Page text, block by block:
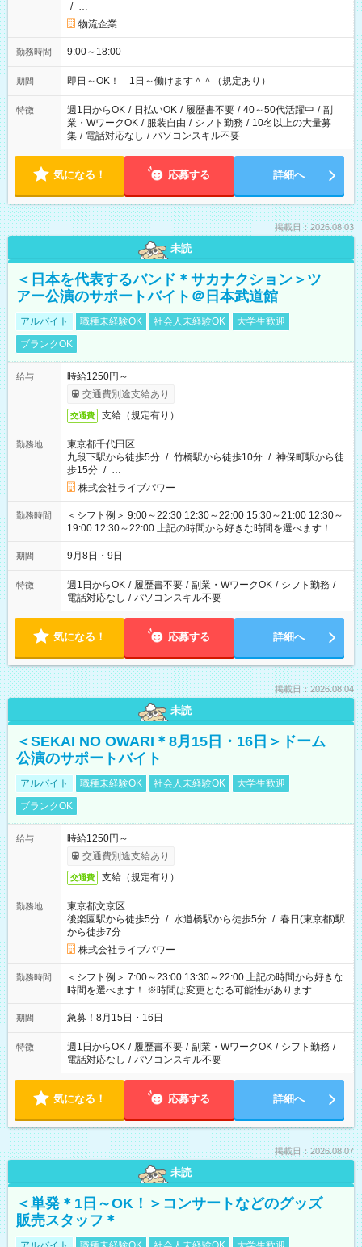
/ …
物流企業
勤務時間 9:00～18:00
期間 即日～OK！ 1日～働けます＾＾（規定あり）
特徴 週1日からOK / 日払いOK / 履歴書不要 / 40～50代活躍中 / 副
業・WワークOK / 服装自由 / シフト勤務 / 10名以上の大量募
集 / 電話対応なし / パソコンスキル不要
気になる！ 応募する 詳細へ
掲載日：2026.08.03
未読
＜日本を代表するバンド＊サカナクション＞ツ
アー公演のサポートバイト＠日本武道館
アルバイト 職種未経験OK 社会人未経験OK
大学生歓迎
ブランクOK
給与
時給1250円～
交通費別途支給あり
交通費 支給（規定有り）
勤務地
東京都千代田区
九段下駅から徒歩5分 / 竹橋駅から徒歩10分 / 神保町駅から徒
歩15分 / …
株式会社ライブパワー
勤務時間
＜シフト例＞ 9:00～22:30 12:30～22:00 15:30～21:00 12:30～
19:00 12:30～22:00 上記の時間から好きな時間を選べます！ ※
時間は変更となる可能性があります
期間 9月8日・9日
特徴 週1日からOK / 履歴書不要 / 副業・WワークOK / シフト勤務 /
電話対応なし / パソコンスキル不要
気になる！ 応募する 詳細へ
掲載日：2026.08.04
未読
＜SEKAI NO OWARI＊8月15日・16日＞ドーム
公演のサポートバイト
アルバイト 職種未経験OK 社会人未経験OK
大学生歓迎
ブランクOK
給与
時給1250円～
交通費別途支給あり
交通費 支給（規定有り）
勤務地
東京都文京区
後楽園駅から徒歩5分 / 水道橋駅から徒歩5分 / 春日(東京都)駅
から徒歩7分
株式会社ライブパワー
勤務時間
＜シフト例＞ 7:00～23:00 13:30～22:00 上記の時間から好きな
時間を選べます！ ※時間は変更となる可能性があります
期間 急募！8月15日・16日
特徴 週1日からOK / 履歴書不要 / 副業・WワークOK / シフト勤務 /
電話対応なし / パソコンスキル不要
気になる！ 応募する 詳細へ
掲載日：2026.08.07
未読
＜単発＊1日～OK！＞コンサートなどのグッズ
販売スタッフ＊